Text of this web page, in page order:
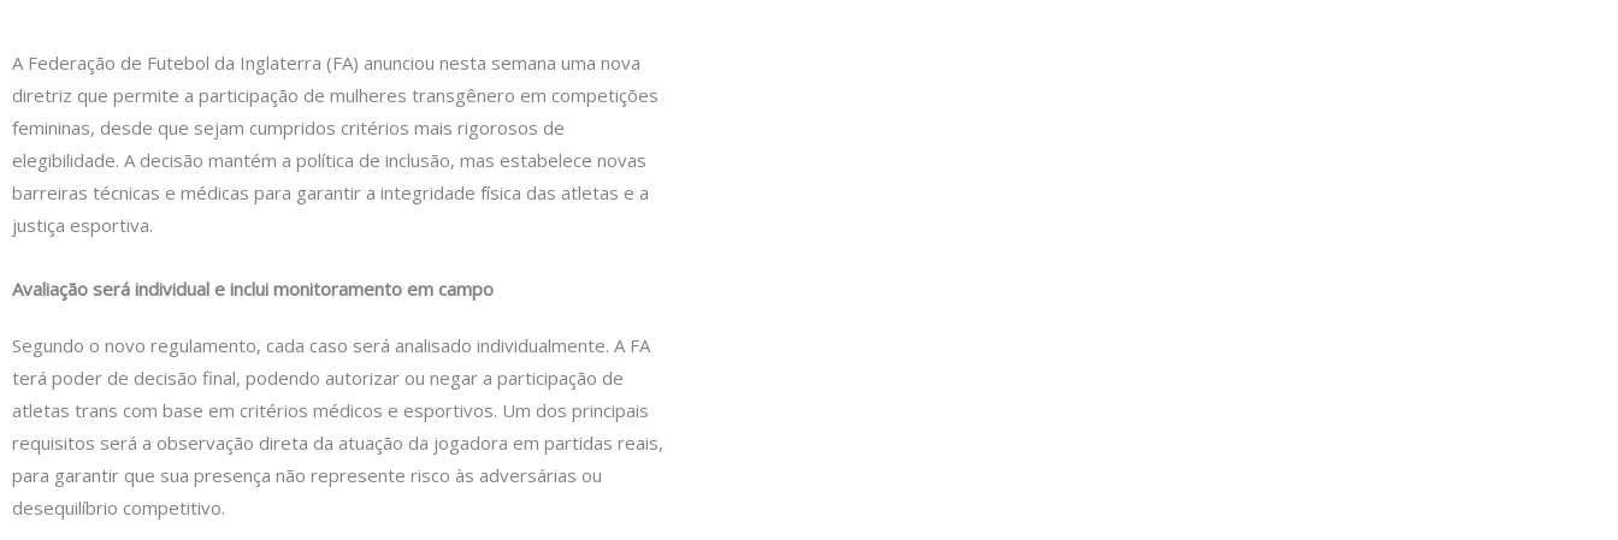
A Federação de Futebol da Inglaterra (FA) anunciou nesta semana uma nova
diretriz que permite a participação de mulheres transgênero em competições
femininas, desde que sejam cumpridos critérios mais rigorosos de
elegibilidade. A decisão mantém a política de inclusão, mas estabelece novas
barreiras técnicas e médicas para garantir a integridade física das atletas e a
justiça esportiva.
Avaliação será individual e inclui monitoramento em campo
Segundo o novo regulamento, cada caso será analisado individualmente. A FA
terá poder de decisão final, podendo autorizar ou negar a participação de
atletas trans com base em critérios médicos e esportivos. Um dos principais
requisitos será a observação direta da atuação da jogadora em partidas reais,
para garantir que sua presença não represente risco às adversárias ou
desequilíbrio competitivo.